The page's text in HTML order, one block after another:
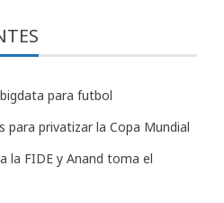
para futbol
privatizar la Copa Mundial
la FIDE y Anand toma el